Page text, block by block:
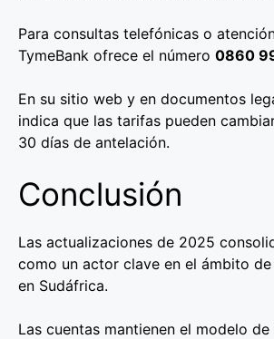
Para consultas telefónicas o
TymeBank ofrece el número 0860
En su sitio web y en documentos
indica que las tarifas pueden
30 días de antelación.
Conclusión
Las actualizaciones de 2025
como un actor clave en el ámbito
en Sudáfrica.
Las cuentas mantienen el modelo